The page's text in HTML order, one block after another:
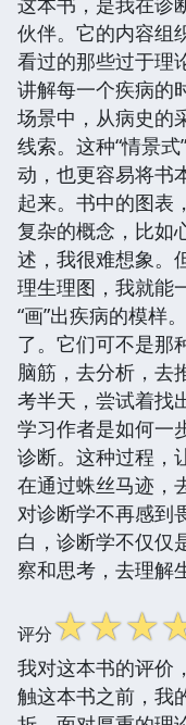
伙伴。它的内容组
看过的那些过于理
讲解每一个疾病的
场景中，从病史的
线索。这种“情景
动，也更容易将书
起来。书中的图表
复杂的概念，比如
述，我很难想象。
理生理图，我就能
“画”出疾病的模样
了。它们可不是那
脑筋，去分析，去
考半天，尝试着找
学习作者是如何一
诊断。这种过程，
在通过蛛丝马迹，
对诊断学不再感到
白，诊断学不仅仅
察和思考，去理解
评分☆☆☆
我对这本书的评价
触这本书之前，我